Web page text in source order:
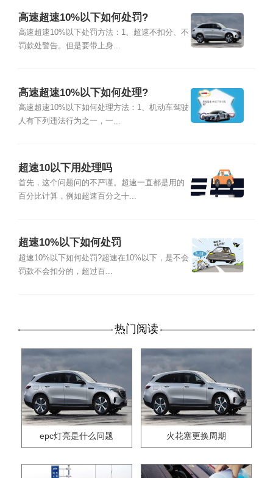
高速超速10%以下如何处罚?
高速超速10%以下处罚方法：1、超速不扣分、不
罚款处警告。但是要带上身...
高速超速10%以下如何处理?
高速超速10%以下如何处理方法：1、机动车驾驶
人有下列违法行为之一，一...
超速10以下用处理吗
首先，这个问题问的不严谨。超速一直都是用的
百分比计算，例如超速百分之十...
超速10%以下如何处罚
超速10%以下如何处罚?超速在10%以下，是不会
罚款不会扣分的，超过百...
热门阅读
epc灯亮是什么问题 火花塞更换周期